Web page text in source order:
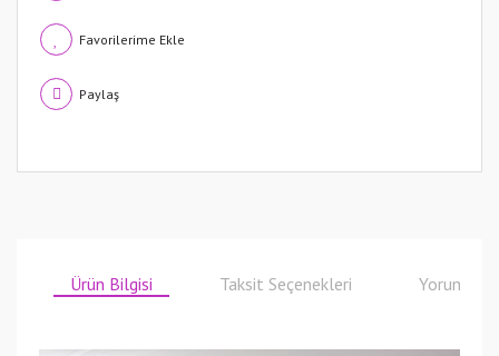
Paylaş
Ürün Bilgisi Taksit Seçenekleri Yorumlar